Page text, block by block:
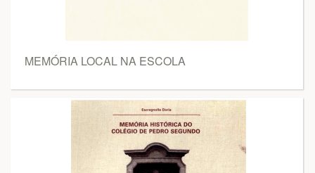
MEMÓRIA LOCAL NA ESCOLA